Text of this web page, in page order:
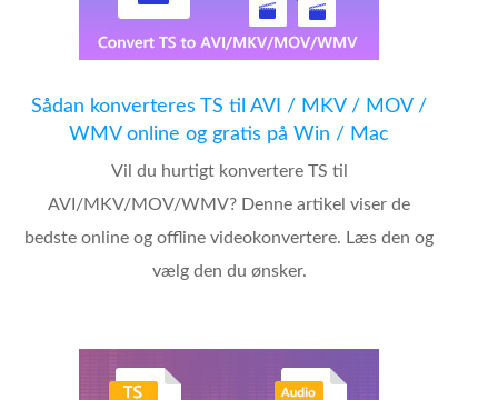
Sådan konverteres TS til AVI / MKV / MOV /
WMV online og gratis på Win / Mac
Vil du hurtigt konvertere TS til
AVI/MKV/MOV/WMV? Denne artikel viser de
bedste online og offline videokonvertere. Læs den og
vælg den du ønsker.